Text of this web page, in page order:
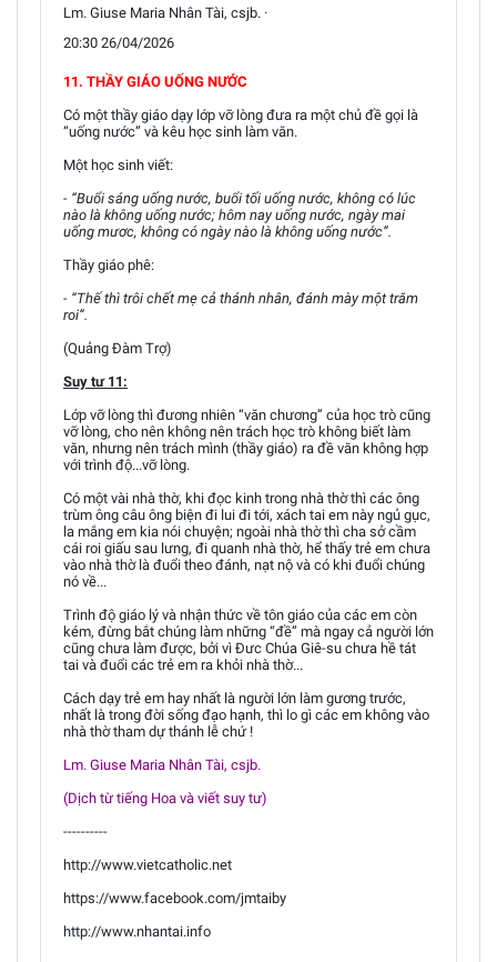
Lm. Giuse Maria Nhân Tài, csjb. ·
20:30 26/04/2026
11. THẦY GIÁO UỐNG NƯỚC
Có một thầy giáo dạy lớp vỡ lòng đưa ra một chủ đề gọi là
“uống nước” và kêu học sinh làm văn.
Một học sinh viết:
- “Buổi sáng uống nước, buổi tối uống nước, không có lúc
nào là không uống nước; hôm nay uống nước, ngày mai
uống mươc, không có ngày nào là không uống nước”.
Thầy giáo phê:
- “Thế thì trôi chết mẹ cả thánh nhân, đánh mày một trăm
roi”.
(Quảng Đàm Trợ)
Suy tư 11:
Lớp vỡ lòng thì đương nhiên “văn chương” của học trò cũng
vỡ lòng, cho nên không nên trách học trò không biết làm
văn, nhưng nên trách mình (thầy giáo) ra đề văn không hợp
với trình độ...vỡ lòng.
Có một vài nhà thờ, khi đọc kinh trong nhà thờ thì các ông
trùm ông câu ông biện đi lui đi tới, xách tai em này ngủ gục,
la mắng em kia nói chuyện; ngoài nhà thờ thì cha sở cầm
cái roi giấu sau lưng, đi quanh nhà thờ, hể thấy trẻ em chưa
vào nhà thờ là đuổi theo đánh, nạt nộ và có khi đuổi chúng
nó về...
Trình độ giáo lý và nhận thức về tôn giáo của các em còn
kém, đừng bắt chúng làm những “đề” mà ngay cả người lớn
cũng chưa làm được, bởi vì Đưc Chúa Giê-su chưa hề tát
tai và đuổi các trẻ em ra khỏi nhà thờ...
Cách dạy trẻ em hay nhất là người lớn làm gương trước,
nhất là trong đời sống đạo hạnh, thì lo gì các em không vào
nhà thờ tham dự thánh lễ chứ !
Lm. Giuse Maria Nhân Tài, csjb.
(Dịch từ tiếng Hoa và viết suy tư)
----------
http://www.vietcatholic.net
https://www.facebook.com/jmtaiby
http://www.nhantai.info